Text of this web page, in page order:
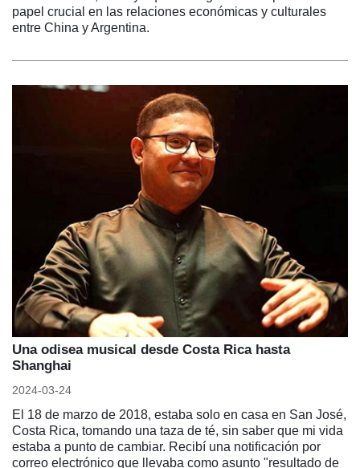
papel crucial en las relaciones económicas y culturales
entre China y Argentina.
Una odisea musical desde Costa Rica hasta
Shanghai
2024-03-24
El 18 de marzo de 2018, estaba solo en casa en San José,
Costa Rica, tomando una taza de té, sin saber que mi vida
estaba a punto de cambiar. Recibí una notificación por
correo electrónico que llevaba como asunto "resultado de